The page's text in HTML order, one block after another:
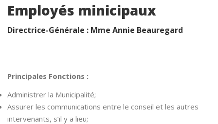
Employés minicipaux
Directrice-Générale : Mme Annie Beauregard
Principales Fonctions :
Administrer la Municipalité;
Assurer les communications entre le conseil et les autres
intervenants, s’il y a lieu;